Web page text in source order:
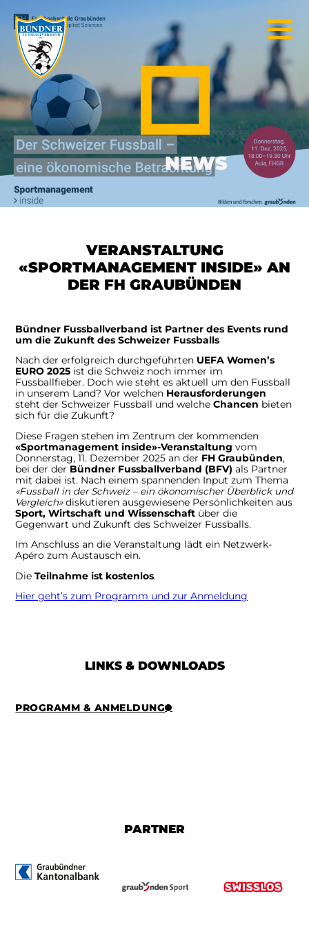
NEWS
VERANSTALTUNG
«SPORTMANAGEMENT INSIDE» AN
DER FH GRAUBÜNDEN
Bündner Fussballverband ist Partner des Events rund
um die Zukunft des Schweizer Fussballs
Nach der erfolgreich durchgeführten UEFA Women’s
EURO 2025 ist die Schweiz noch immer im
Fussballfieber. Doch wie steht es aktuell um den Fussball
in unserem Land? Vor welchen Herausforderungen
steht der Schweizer Fussball und welcheChancen bieten
sich für die Zukunft?
Diese Fragen stehen im Zentrum der kommenden
«Sportmanagement inside»-Veranstaltung vom
Donnerstag, 11. Dezember 2025 an der FH Graubünden,
bei der der Bündner Fussballverband (BFV) als Partner
mit dabei ist. Nach einem spannenden Input zum Thema
«Fussball in der Schweiz – ein ökonomischer Überblick und
Vergleich»diskutieren ausgewiesene Persönlichkeiten aus
Sport, Wirtschaft und Wissenschaft über die
Gegenwart und Zukunft des Schweizer Fussballs.
Im Anschluss an die Veranstaltung lädt ein Netzwerk-
Apéro zum Austausch ein.
DieTeilnahme ist kostenlos.
Hier geht’s zum Programm und zur Anmeldung
LINKS & DOWNLOADS
PROGRAMM & ANMELDUNG
PARTNER